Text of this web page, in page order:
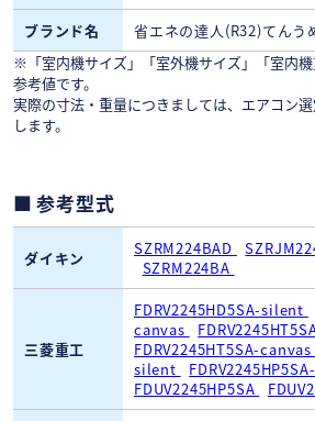
ブランド名
省エネの達人(R32)てんう
※「室内機サイズ」「室外機サイズ」「室内
参考値です。
実際の寸法・重量につきましては、エアコン
します。
参考型式
ダイキン SZRM224BAD
SZRM224BA
三菱重工
FDRV2245HD5SA-silent
canvas
FDRV2245HT5SA-canvas
silent
FDUV2245HP5SA